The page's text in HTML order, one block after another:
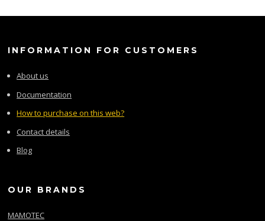
INFORMATION FOR CUSTOMERS
About us
Documentation
How to purchase on this web?
Contact details
Blog
OUR BRANDS
MAMOTEC